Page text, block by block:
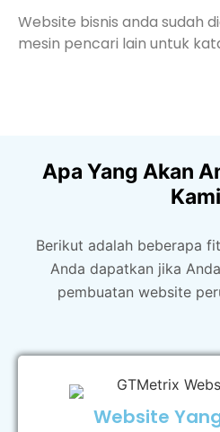
Website bisnis anda sudah
mesin pencari lain untuk
Apa Yang Akan
Berikut adalah beberapa
Anda dapatkan jika
pembuatan website
Website